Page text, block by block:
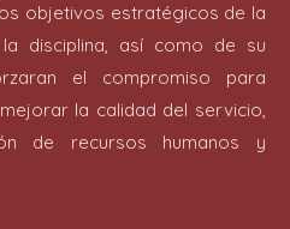
objetivos estratégicos de la
disciplina, así como de su
el compromiso para
la calidad del servicio,
de recursos humanos y